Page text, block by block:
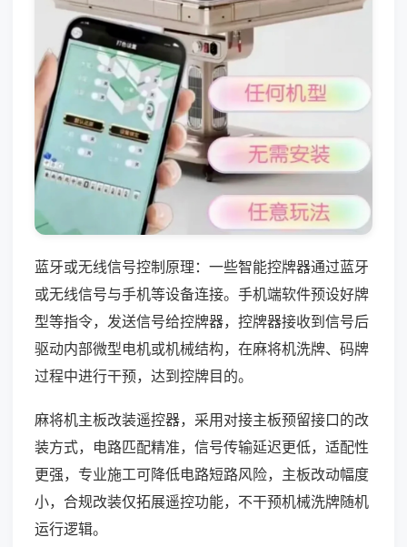
蓝牙或无线信号控制原理：一些智能控牌器通过蓝牙
或无线信号与手机等设备连接。手机端软件预设好牌
型等指令，发送信号给控牌器，控牌器接收到信号后
驱动内部微型电机或机械结构，在麻将机洗牌、码牌
过程中进行干预，达到控牌目的。
麻将机主板改装遥控器，采用对接主板预留接口的改
装方式，电路匹配精准，信号传输延迟更低，适配性
更强，专业施工可降低电路短路风险，主板改动幅度
小，合规改装仅拓展遥控功能，不干预机械洗牌随机
运行逻辑。